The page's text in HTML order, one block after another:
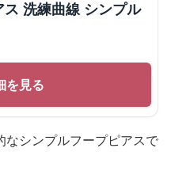
洗練曲線 シンプル
を見る
シンプルフープピアスで